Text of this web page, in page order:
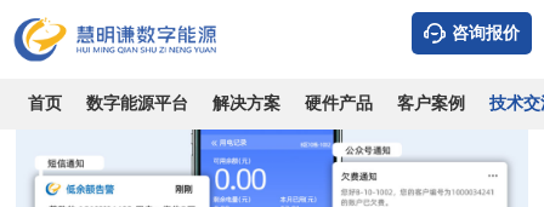
咨询报价
首页 数字能源平台 解决方案 硬件产品 客户案例 技术交
系统知识 行业知识 公司新闻